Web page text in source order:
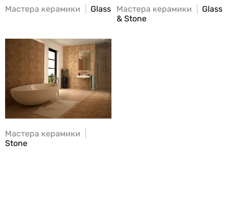
Мастера керамики Glass Мастера керамики
Glass
& Stone
Мастера керамики
Stone